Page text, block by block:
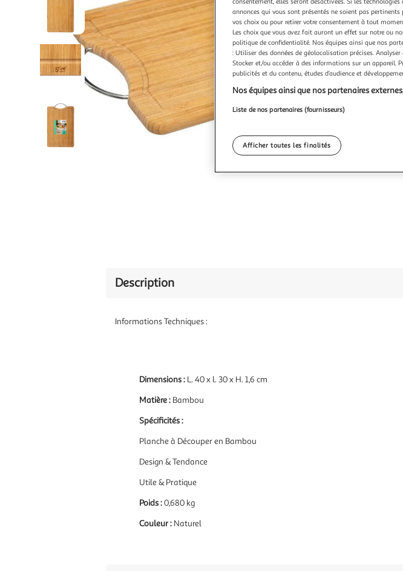
Description
Informations Techniques :
Dimensions : L. 40 x l. 30 x H. 1,6 cm
Matière : Bambou
Spécificités :
Planche à Découper en Bambou
Design & Tendance
Utile & Pratique
Poids :0,680 kg
Couleur : Naturel
annonces qui vous sont présentés ne soient pas
vos choix ou pour retirer votre consentement à tout
Les choix que vous avez fait auront un effet sur notre ou
politique de confidentialité. Nos équipes ainsi que nos
: Utiliser des données de géolocalisation précises.
Stocker et/ou accéder à des informations sur un appareil.
publicités et du contenu, études d’audience et
Nos équipes ainsi que nos partenaires
Liste de nos partenaires (fournisseurs)
Afficher toutes les finalités